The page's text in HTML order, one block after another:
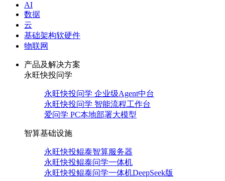
AI
数据
云
基础架构软硬件
物联网
产品及解决方案
永旺快投问学
永旺快投问学 企业级Agent中台
永旺快投问学 智能流程工作台
爱问学 PC本地部署大模型
智算基础设施
永旺快投鲲泰智算服务器
永旺快投鲲泰问学一体机
永旺快投鲲泰问学一体机DeepSeek版